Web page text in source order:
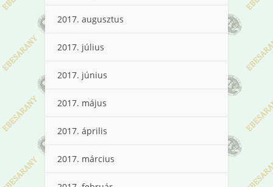
2017. augusztus
2017. július
2017. június
2017. május
2017. április
2017. március